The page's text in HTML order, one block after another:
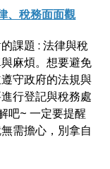
、稅務面面觀
課題 : 法律與稅
麻煩。想要避免
守政府的法規與
行登記與稅務處
吧~ 一定要提醒
需擔心，別拿自